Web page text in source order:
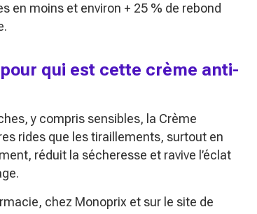
en moins et environ + 25 % de rebond
qui est cette crème anti-
y compris sensibles, la Crème
rides que les tiraillements, surtout en
réduit la sécheresse et ravive l’éclat
chez Monoprix et sur le site de